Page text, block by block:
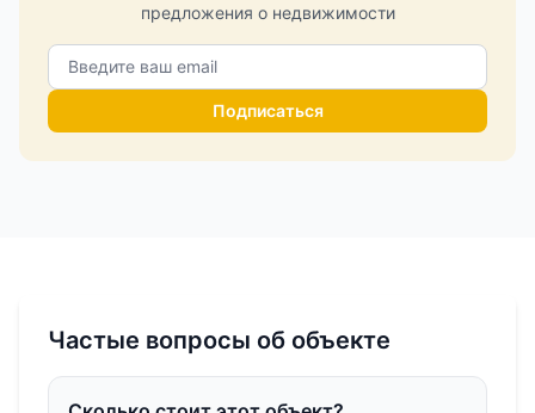
предложения о недвижимости
Подписаться
Частые вопросы об объекте